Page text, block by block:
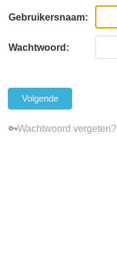
Gebruikersnaam:
Wachtwoord:
Volgende
Wachtwoord vergeten?